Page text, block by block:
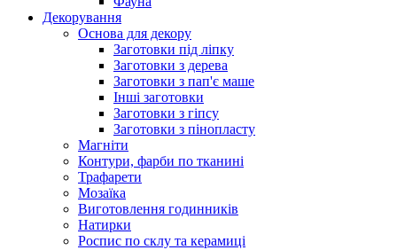
Декорування
Основа для декору
Заготовки під ліпку
Заготовки з дерева
Заготовки з пап'є маше
Інші заготовки
Заготовки з гіпсу
Заготовки з пінопласту
Магніти
Контури, фарби по тканині
Трафарети
Мозаїка
Виготовлення годинників
Натирки
Роспис по склу та керамиці